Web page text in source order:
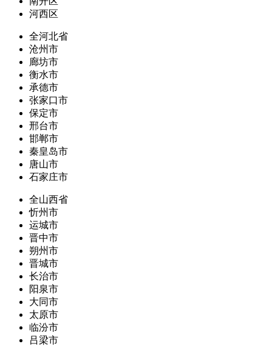
河西区
全河北省
沧州市
廊坊市
衡水市
承德市
张家口市
保定市
邢台市
邯郸市
秦皇岛市
唐山市
石家庄市
全山西省
忻州市
运城市
晋中市
朔州市
晋城市
长治市
阳泉市
大同市
太原市
临汾市
吕梁市